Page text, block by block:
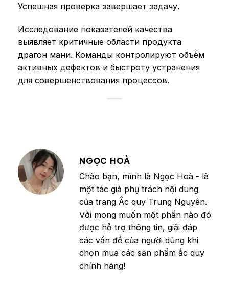
Успешная проверка завершает задачу.
Исследование показателей качества
выявляет критичные области продукта
драгон мани. Команды контролируют объём
активных дефектов и быстроту устранения
для совершенствования процессов.
NGỌC HOÀ
Chào bạn, mình là Ngọc Hoà - là
một tác giả phụ trách nội dung
của trang Ắc quy Trung Nguyên.
Với mong muốn một phần nào đó
được hỗ trợ thông tin, giải đáp
các vấn đề của người dùng khi
chọn mua các sản phẩm ắc quy
chính hãng!